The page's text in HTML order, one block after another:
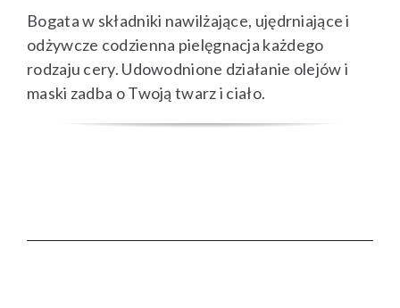
Bogata w składniki nawilżające, ujędrniające i
odżywcze codzienna pielęgnacja każdego
rodzaju cery. Udowodnione działanie olejów i
maski zadba o Twoją twarz i ciało.